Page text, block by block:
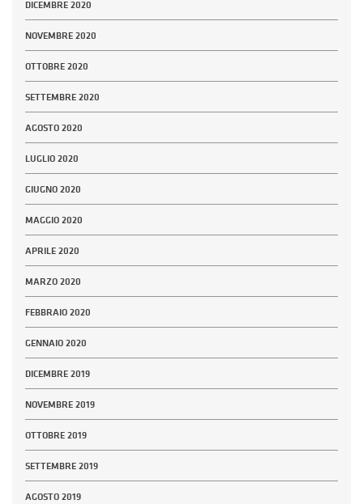
DICEMBRE 2020
NOVEMBRE 2020
OTTOBRE 2020
SETTEMBRE 2020
AGOSTO 2020
LUGLIO 2020
GIUGNO 2020
MAGGIO 2020
APRILE 2020
MARZO 2020
FEBBRAIO 2020
GENNAIO 2020
DICEMBRE 2019
NOVEMBRE 2019
OTTOBRE 2019
SETTEMBRE 2019
AGOSTO 2019